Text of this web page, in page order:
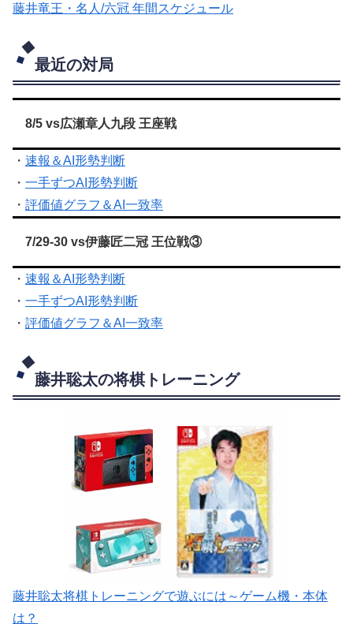
藤井竜王・名人/六冠 年間スケジュール
最近の対局
8/5 vs広瀬章人九段 王座戦
・ 速報＆AI形勢判断
・ 一手ずつAI形勢判断
・ 評価値グラフ＆AI一致率
7/29-30 vs伊藤匠二冠 王位戦③
・ 速報＆AI形勢判断
・ 一手ずつAI形勢判断
・ 評価値グラフ＆AI一致率
藤井聡太の将棋トレーニング
藤井聡太将棋トレーニングで遊ぶには～ゲーム機・本体
は？